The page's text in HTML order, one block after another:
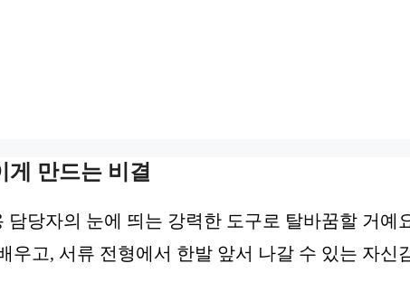
만드는 비결
당자의 눈에 띄는 강력한 도구로 탈바꿈할 거예
고, 서류 전형에서 한발 앞서 나갈 수 있는 자신